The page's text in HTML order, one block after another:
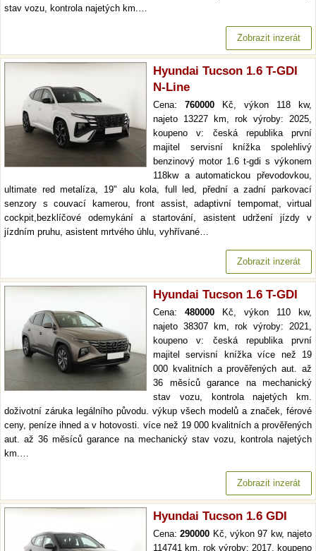
stav vozu, kontrola najetých km.…
Zobrazit inzerát
Hyundai Tucson 1.6 T-GDI
N-Line
Cena: 760000 Kč, výkon 118 kw,
najeto 13227 km, rok výroby: 2025,
koupeno v: česká republika první
majitel servisní knížka spolehlivý
benzinový motor 1.6 t-gdi s výkonem
118kw a automatickou převodovkou,
ultimate red metalíza, 19" alu kola, full led, přední a zadní parkovací
senzory s couvací kamerou, front assist, adaptivní tempomat, virtual
cockpit,bezklíčové odemykání a startování, asistent udržení jízdy v
jízdním pruhu, asistent mrtvého úhlu, vyhřívané…
Zobrazit inzerát
Hyundai Tucson 1.6 T-GDI
Cena: 480000 Kč, výkon 110 kw,
najeto 38307 km, rok výroby: 2021,
koupeno v: česká republika první
majitel servisní knížka více než 19
000 kvalitních a prověřených aut. až
36 měsíců garance na mechanický
stav vozu, kontrola najetých km.
doživotní záruka legálního původu. výkup všech modelů a značek, férové
ceny, peníze ihned a v hotovosti. více než 19 000 kvalitních a prověřených
aut. až 36 měsíců garance na mechanický stav vozu, kontrola najetých
km.…
Zobrazit inzerát
Hyundai Tucson 1.6 GDI
Cena:290000 Kč, výkon 97 kw, najeto
114741 km, rok výroby: 2017, koupeno